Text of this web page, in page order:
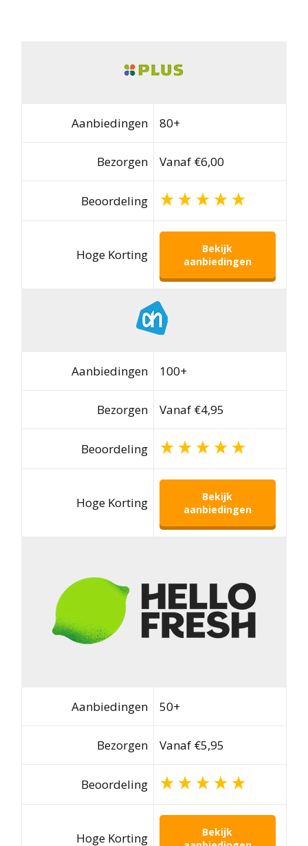
Aanbiedingen 80+
Bezorgen Vanaf €6,00
Beoordeling
Hoge Korting
Bekijk
aanbiedingen
Aanbiedingen 100+
Bezorgen Vanaf €4,95
Beoordeling
Hoge Korting
Bekijk
aanbiedingen
Aanbiedingen 50+
Bezorgen Vanaf €5,95
Beoordeling
Hoge Korting
Bekijk